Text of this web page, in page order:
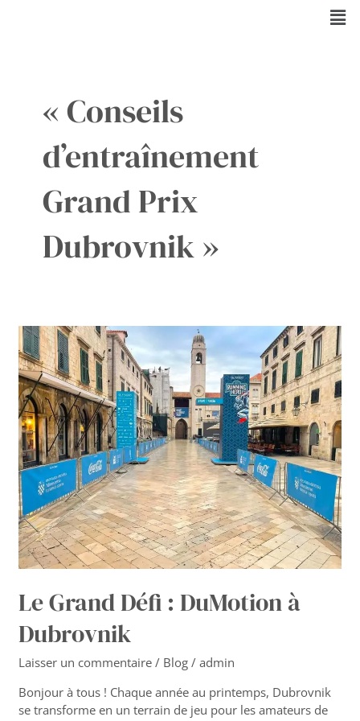
« Conseils
d’entraînement
Grand Prix
Dubrovnik »
Le Grand Défi : DuMotion à
Dubrovnik
Laisser un commentaire / Blog /admin
Bonjour à tous ! Chaque année au printemps, Dubrovnik
se transforme en un terrain de jeu pour les amateurs de
Le
Grand
Défi
:
DuMotion
à
Dubrovnik